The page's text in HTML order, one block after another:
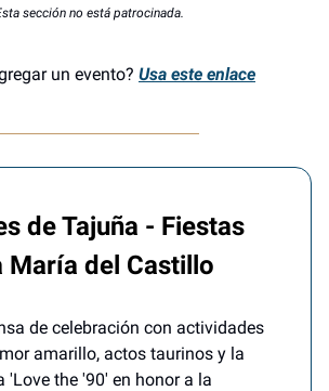
sección no está patrocinada.
un evento? Usa este enlace
de Tajuña - Fiestas
María del Castillo
de celebración con actividades
amarillo, actos taurinos y la
'Love the '90' en honor a la